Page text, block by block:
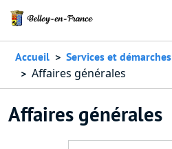
Accueil Services et démarches
Affaires générales
Affaires générales